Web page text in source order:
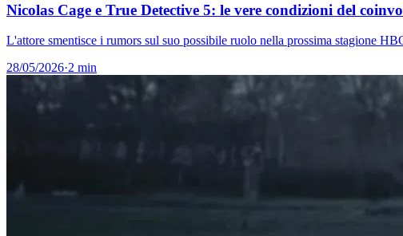
Nicolas Cage e True Detective 5: le vere condizioni del
L'attore smentisce i rumors sul suo possibile ruolo nella prossima stagione
28/05/2026·2 min